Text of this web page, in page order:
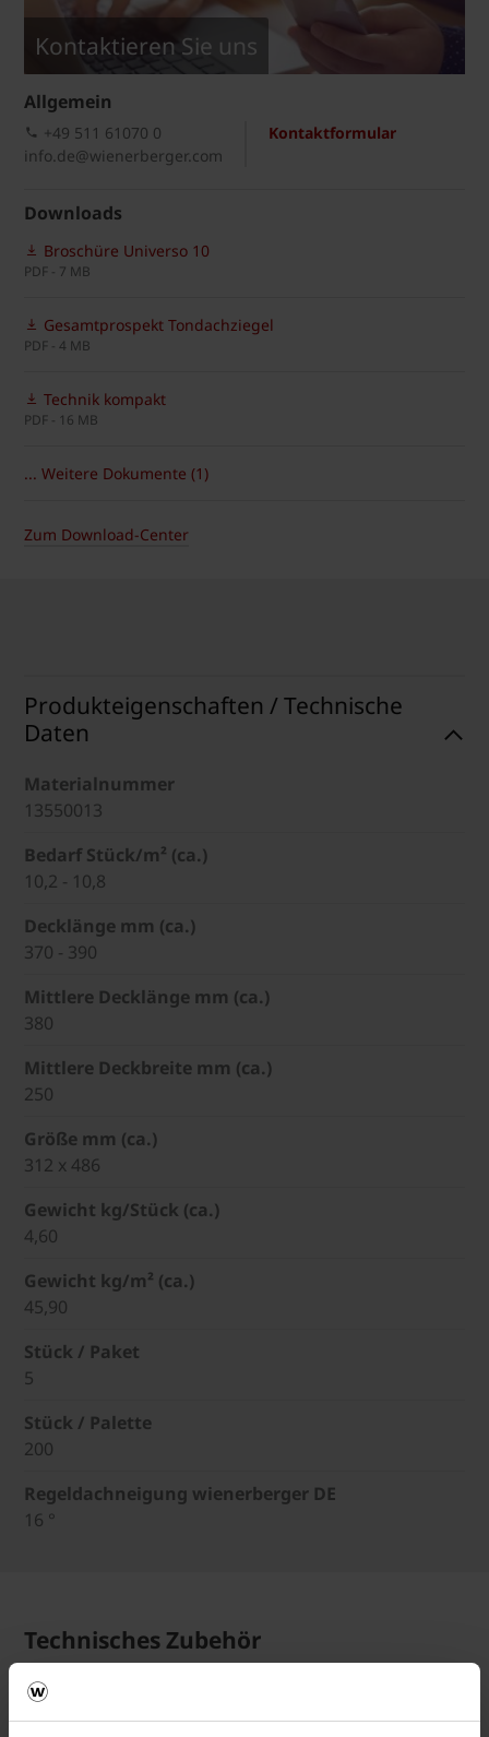
Kontaktieren Sie uns
Allgemein
Kontaktformular
+49 511 61070 0
info.de@wienerberger.com
Downloads
Broschüre Universo 10
PDF - 7 MB
Gesamtprospekt Tondachziegel
PDF - 4 MB
Technik kompakt
PDF - 16 MB
... Weitere Dokumente (1)
Zum Download-Center
Produkteigenschaften / Technische
Daten
Materialnummer
13550013
Bedarf Stück/m² (ca.)
10,2 - 10,8
Decklänge mm (ca.)
370 - 390
Mittlere Decklänge mm (ca.)
380
Mittlere Deckbreite mm (ca.)
250
Größe mm (ca.)
312 x 486
Gewicht kg/Stück (ca.)
4,60
Gewicht kg/m² (ca.)
45,90
Stück / Paket
5
Stück / Palette
200
Regeldachneigung wienerberger DE
16 °
Technisches Zubehör